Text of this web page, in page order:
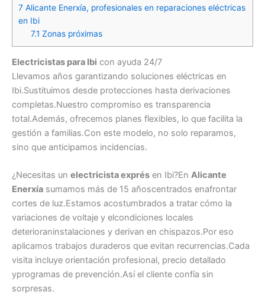
7 Alicante Enerxía, profesionales en reparaciones eléctricas
en Ibi
7.1 Zonas próximas
Electricistas para Ibi con ayuda 24/7
Llevamos años garantizando soluciones eléctricas en
Ibi.Sustituimos desde protecciones hasta derivaciones
completas.Nuestro compromiso es transparencia
total.Además, ofrecemos planes flexibles, lo que facilita la
gestión a familias.Con este modelo, no solo reparamos,
sino que anticipamos incidencias.
¿Necesitas un electricista exprés en Ibi?En Alicante
Enerxía sumamos más de 15 añoscentrados enafrontar
cortes de luz.Estamos acostumbrados a tratar cómo la
variaciones de voltaje y elcondiciones locales
deterioraninstalaciones y derivan en chispazos.Por eso
aplicamos trabajos duraderos que evitan recurrencias.Cada
visita incluye orientación profesional, precio detallado
yprogramas de prevención.Así el cliente confía sin
sorpresas.